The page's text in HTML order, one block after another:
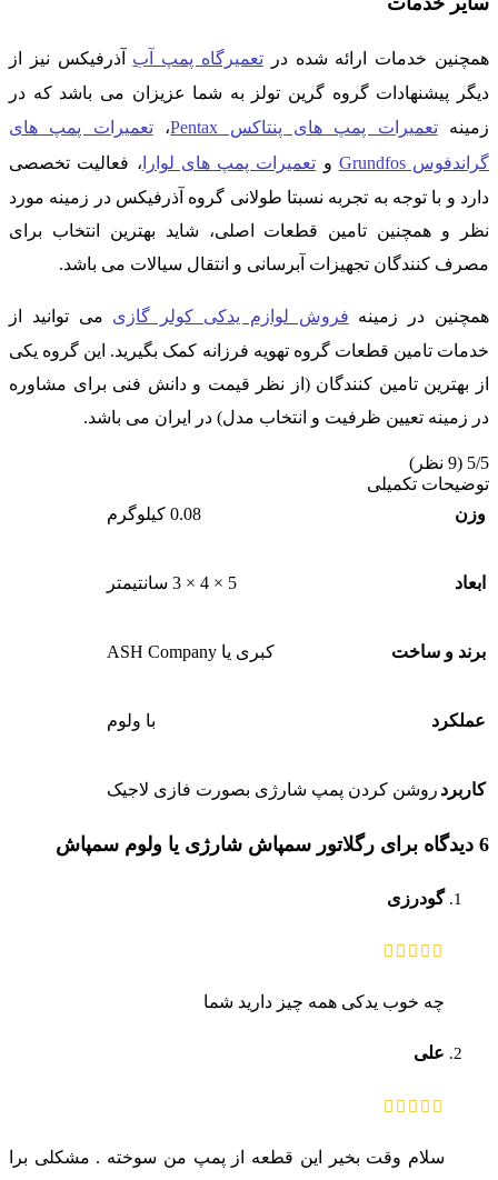
همچنین خدمات ارائه شده در تعمیرگاه پمپ آب آذرفیکس نیز از
دیگر پیشنهادات گروه گرین تولز به شما عزیزان می باشد که در
زمینهتعمیرات پمپ های پنتاکس Pentax ،تعمیرات پمپ های
گراندفوس Grundfos
و تعمیرات پمپ های لوارا ، فعالیت تخصصی
دارد و با توجه به تجربه نسبتا طولانی گروه آذرفیکس در زمینه مورد
نظر و همچنین تامین قطعات اصلی، شاید بهترین انتخاب برای
مصرف کنندگان تجهیزات آبرسانی و انتقال سیالات می باشد.
همچنین در زمینه فروش لوازم یدکی کولر گازی می توانید از
خدمات تامین قطعات گروه تهویه فرزانه کمک بگیرید. این گروه یکی
از بهترین تامین کنندگان (از نظر قیمت و دانش فنی برای مشاوره
در زمینه تعیین ظرفیت و انتخاب مدل) در ایران می باشد.
5/5 (9 نظر)
توضیحات تکمیلی
وزن
0.08 کیلوگرم
ابعاد 5 × 4 × 3 سانتیمتر
برند و ساخت کبری یا ASH Company
عملکرد با ولوم
کاربرد روشن کردن پمپ شارژی بصورت فازی لاجیک
6 دیدگاه برای رگلاتور سمپاش شارژی یا ولوم سمپاش
گودرزی
چه خوب یدکی همه چیز دارید شما
علی
سلام وقت بخیر این قطعه از پمپ من سوخته . مشکلی برا